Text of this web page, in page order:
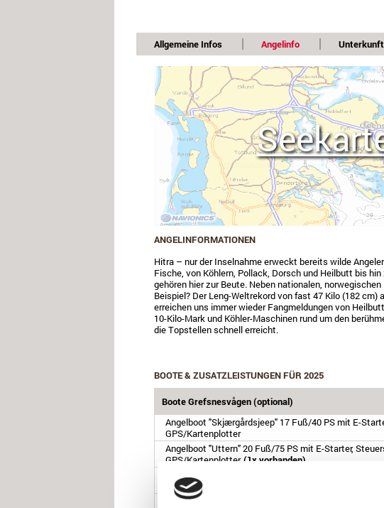
Allgemeine Infos Angelinfo Unterkunft
ANGELINFORMATIONEN
Hitra – nur der Inselnahme erweckt bereits wilde
Fische, von Köhlern, Pollack, Dorsch und Heilbutt bis
gehören hier zur Beute. Neben nationalen,
Beispiel? Der Leng-Weltrekord von fast 47 Kilo (182
erreichen uns immer wieder Fangmeldungen von
10-Kilo-Mark und Köhler-Maschinen rund um den
die Topstellen schnell erreicht.
BOOTE & ZUSATZLEISTUNGEN FÜR 2025
Boote Grefsnesvågen (optional)
Angelboot "Skjærgårdsjeep" 17 Fuß/40 PS mit E-
GPS/Kartenplotter
Angelboot "Uttern" 20 Fuß/75 PS mit E-Starter,
GPS/Kartenplotter.(1x vorhanden)
Kabinenboot "Arvor" 20 Fuß/85 PS mit E-Starter,
GPS/Kartenplotter
Kabinenboot "Quicksilver" 20 Fuß/115 PS mit E-